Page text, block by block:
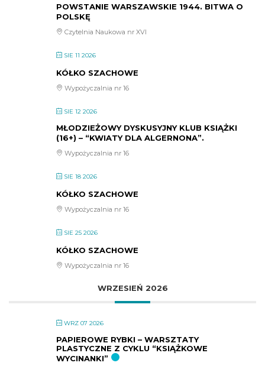
POWSTANIE WARSZAWSKIE 1944. BITWA O
POLSKĘ
Czytelnia Naukowa nr XVI
SIE 11 2026
KÓŁKO SZACHOWE
Wypożyczalnia nr 16
SIE 12 2026
MŁODZIEŻOWY DYSKUSYJNY KLUB KSIĄŻKI
(16+) – “KWIATY DLA ALGERNONA”.
Wypożyczalnia nr 16
SIE 18 2026
KÓŁKO SZACHOWE
Wypożyczalnia nr 16
SIE 25 2026
KÓŁKO SZACHOWE
Wypożyczalnia nr 16
WRZESIEŃ 2026
WRZ 07 2026
PAPIEROWE RYBKI – WARSZTATY
PLASTYCZNE Z CYKLU “KSIĄŻKOWE
WYCINANKI”